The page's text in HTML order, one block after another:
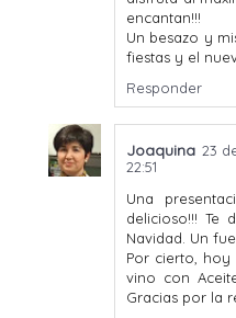
encantan!!!
Un besazo y
fiestas y el
Responder
Joaquina 23
22:51
Una
delicioso!!! Te
Navidad. Un
Por cierto, hoy
vino con
Gracias por la